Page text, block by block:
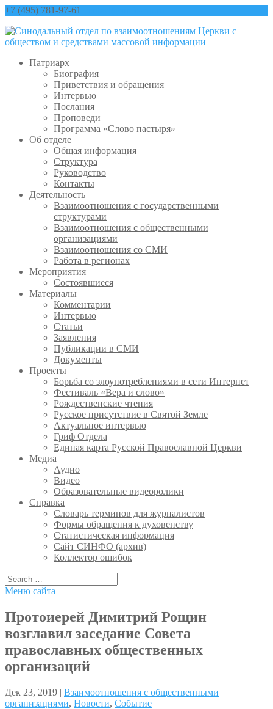
+7 (495) 781-97-61
Патриарх
Биография
Приветствия и обращения
Интервью
Послания
Проповеди
Программа «Слово пастыря»
Об отделе
Общая информация
Структура
Руководство
Контакты
Деятельность
Взаимоотношения с государственными
структурами
Взаимоотношения с общественными
организациями
Взаимоотношения со СМИ
Работа в регионах
Мероприятия
Состоявшиеся
Материалы
Комментарии
Интервью
Статьи
Заявления
Публикации в СМИ
Документы
Проекты
Борьба со злоупотреблениями в сети Интернет
Фестиваль «Вера и слово»
Рождественские чтения
Русское присутствие в Святой Земле
Актуальное интервью
Гриф Отдела
Единая карта Русской Православной Церкви
Медиа
Аудио
Видео
Образовательные видеоролики
Справка
Словарь терминов для журналистов
Формы обращения к духовенству
Статистическая информация
Сайт СИНФО (архив)
Коллектор ошибок
Меню сайта
Протоиерей Димитрий Рощин
возглавил заседание Совета
православных общественных
организаций
Дек 23, 2019 | Взаимоотношения с общественными
организациями, Новости, Событие